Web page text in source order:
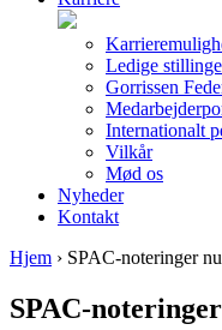
Ledige
Gorrissen
Internationalt
Vilkår
Mød os
Nyheder
Kontakt
Hjem › SPAC-noteringer
SPAC-